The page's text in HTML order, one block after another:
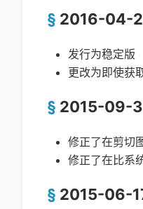
2016-04-
发行为稳定版
更改为即使获
2015-09-
修正了在剪切
修正了在比系
2015-06-